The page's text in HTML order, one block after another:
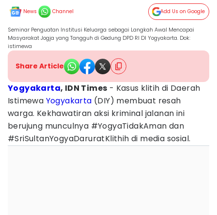
News Channel Add Us on Google
Seminar Penguatan Institusi Keluarga sebagai Langkah Awal Mencapai
Masyarakat Jogja yang Tangguh di Gedung DPD RI DI Yogyakarta. Dok:
istimewa
Share Article
Yogyakarta, IDN Times - Kasus klitih di Daerah
Istimewa Yogyakarta (DIY) membuat resah
warga. Kekhawatiran aksi kriminal jalanan ini
berujung munculnya #YogyaTidakAman dan
#SriSultanYogyaDaruratKlithih di media sosial.